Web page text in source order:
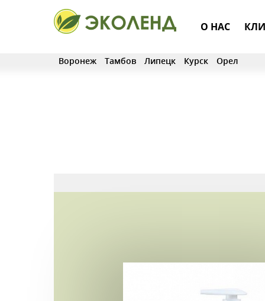
О НАС
Воронеж Тамбов Липецк Курск Орел